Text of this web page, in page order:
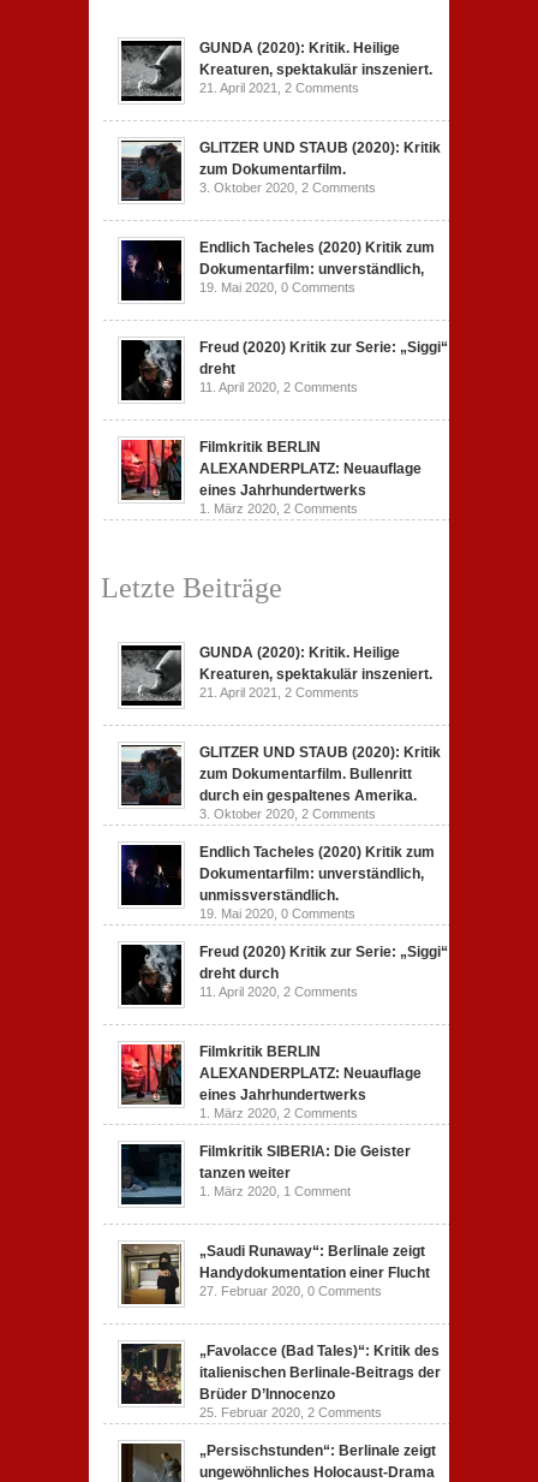
GUNDA (2020): Kritik. Heilige
Kreaturen, spektakulär inszeniert.
21. April 2021, 2 Comments
GLITZER UND STAUB (2020): Kritik
zum Dokumentarfilm.
3. Oktober 2020, 2 Comments
Endlich Tacheles (2020) Kritik zum
Dokumentarfilm: unverständlich,
19. Mai 2020, 0 Comments
Freud (2020) Kritik zur Serie: „Siggi“
dreht
11. April 2020, 2 Comments
Filmkritik BERLIN
ALEXANDERPLATZ: Neuauflage
eines Jahrhundertwerks
1. März 2020, 2 Comments
Letzte Beiträge
GUNDA (2020): Kritik. Heilige
Kreaturen, spektakulär inszeniert.
21. April 2021, 2 Comments
GLITZER UND STAUB (2020): Kritik
zum Dokumentarfilm. Bullenritt
durch ein gespaltenes Amerika.
3. Oktober 2020, 2 Comments
Endlich Tacheles (2020) Kritik zum
Dokumentarfilm: unverständlich,
unmissverständlich.
19. Mai 2020, 0 Comments
Freud (2020) Kritik zur Serie: „Siggi“
dreht durch
11. April 2020, 2 Comments
Filmkritik BERLIN
ALEXANDERPLATZ: Neuauflage
eines Jahrhundertwerks
1. März 2020, 2 Comments
Filmkritik SIBERIA: Die Geister
tanzen weiter
1. März 2020, 1 Comment
„Saudi Runaway“: Berlinale zeigt
Handydokumentation einer Flucht
27. Februar 2020, 0 Comments
„Favolacce (Bad Tales)“: Kritik des
italienischen Berlinale-Beitrags der
Brüder D’Innocenzo
25. Februar 2020, 2 Comments
„Persischstunden“: Berlinale zeigt
ungewöhnliches Holocaust-Drama